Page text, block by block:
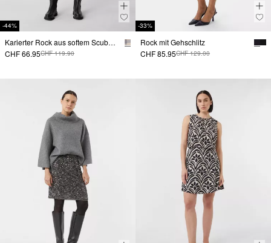
-44%
Karierter Rock aus softem Scuba-Stoff
CHF 66.95CHF 119.90
-33%
Rock mit Gehschlitz
CHF 85.95CHF 129.00